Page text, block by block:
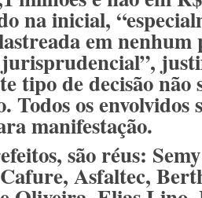
na inicial,
em
tipo de decisão não
Todos os envolvidos
manifestação.
são réus:
Asfaltec,